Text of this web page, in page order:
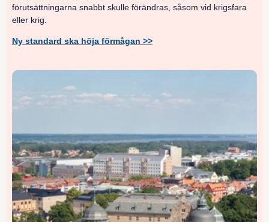
förutsättningarna snabbt skulle förändras, såsom vid krigsfara
eller krig.
Ny standard ska höja förmågan >>